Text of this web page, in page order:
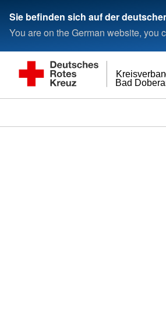
Sie befinden sich auf der
You are on the German website, you
Bad